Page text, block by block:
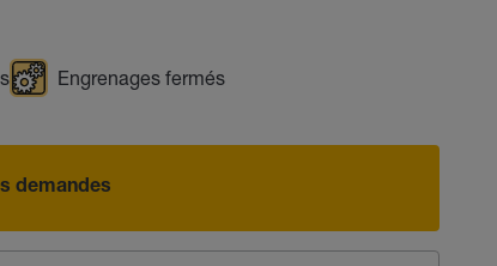
Engrenages fermés
demandes